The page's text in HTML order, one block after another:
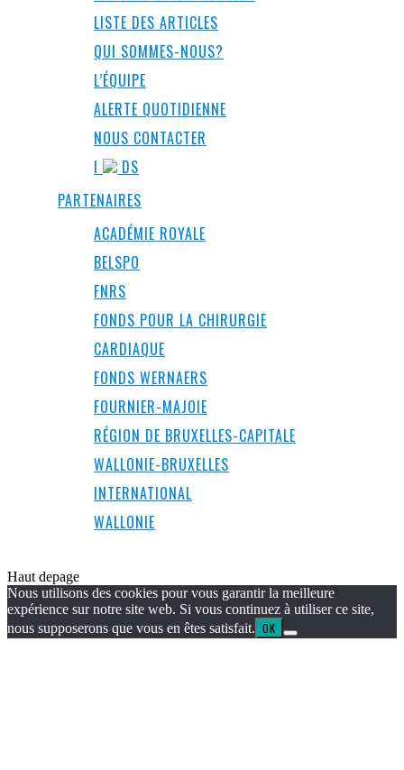
LISTE DES ARTICLES
QUI SOMMES-NOUS?
L’ÉQUIPE
ALERTE QUOTIDIENNE
NOUS CONTACTER
I
DS
PARTENAIRES
ACADÉMIE ROYALE
BELSPO
FNRS
FONDS POUR LA CHIRURGIE
CARDIAQUE
FONDS WERNAERS
FOURNIER-MAJOIE
RÉGION DE BRUXELLES-CAPITALE
WALLONIE-BRUXELLES
INTERNATIONAL
WALLONIE
Haut depage
Nous utilisons des cookies pour vous garantir la meilleure
expérience sur notre site web. Si vous continuez à utiliser ce site,
nous supposerons que vous en êtes satisfait. OK